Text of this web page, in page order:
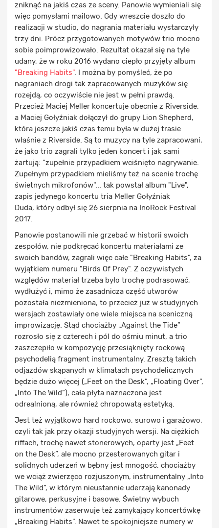
zniknąć na jakiś czas ze sceny. Panowie wymieniali się
więc pomysłami mailowo. Gdy wreszcie doszło do
realizacji w studio, do nagrania materiału wystarczyły
trzy dni. Prócz przygotowanych motywów trio mocno
sobie poimprowizowało. Rezultat okazał się na tyle
udany, że w roku 2016 wydano ciepło przyjęty album
"Breaking Habits". I można by pomyśleć, że po
nagraniach drogi tak zapracowanych muzyków się
rozejdą, co oczywiście nie jest w pełni prawdą.
Przecież Maciej Meller koncertuje obecnie z Riverside,
a Maciej Gołyźniak dołączył do grupy Lion Shepherd,
która jeszcze jakiś czas temu była w dużej trasie
właśnie z Riverside. Są to muzycy na tyle zapracowani,
że jako trio zagrali tylko jeden koncert i jak sami
żartują: "zupełnie przypadkiem wciśnięto nagrywanie.
Zupełnym przypadkiem mieliśmy też na scenie trochę
świetnych mikrofonów"... tak powstał album "Live",
zapis jedynego koncertu tria Meller Gołyźniak
Duda, który odbył się 26 sierpnia na InoRock Festival
2017.
Panowie postanowili nie grzebać w historii swoich
zespołów, nie podkręcać koncertu materiałami ze
swoich bandów, zagrali więc całe "Breaking Habits", za
wyjątkiem numeru "Birds Of Prey". Z oczywistych
względów materiał trzeba było trochę podrasować,
wydłużyć i, mimo że zasadnicza część utworów
pozostała niezmieniona, to przecież już w studyjnych
wersjach zostawiały one wiele miejsca na sceniczną
improwizację. Stąd chociażby „Against the Tide”
rozrosło się z czterech i pól do ośmiu minut, a trio
zaszczepiło w kompozycję przesiąknięty rockową
psychodelią fragment instrumentalny. Zresztą takich
odjazdów skąpanych w klimatach psychodelicznych
będzie dużo więcej („Feet on the Desk”, „Floating Over”,
„Into The Wild”), cała płyta naznaczona jest
odrealnioną, ale również chropowatą estetyką.
Jest też wyjątkowo hard rockowo, surowo i garażowo,
czyli tak jak przy okazji studyjnych wersji. Na ciężkich
riffach, trochę nawet stonerowych, oparty jest „Feet
on the Desk”, ale mocno przesterowanych gitar i
solidnych uderzeń w bębny jest mnogość, chociażby
we wciąż zwierzęco rozjuszonym, instrumentalny „Into
The Wild”, w którym nieustannie uderzają kanonady
gitarowe, perkusyjne i basowe. Świetny wybuch
instrumentów zaserwuje też zamykający koncertówkę
„Breaking Habits”. Nawet te spokojniejsze numery w